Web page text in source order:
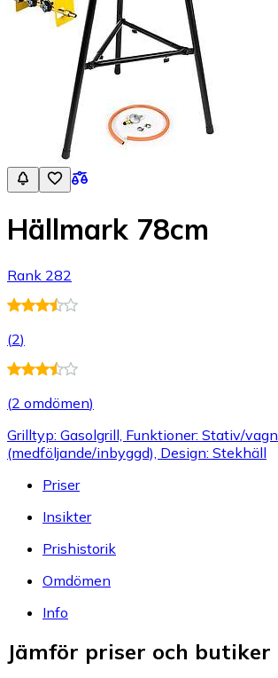
Hällmark 78cm
Rank 282
(2)
(2 omdömen)
Grilltyp: Gasolgrill, Funktioner: Stativ/vagn
(medföljande/inbyggd), Design: Stekhäll
Priser
Insikter
Prishistorik
Omdömen
Info
Jämför priser och butiker